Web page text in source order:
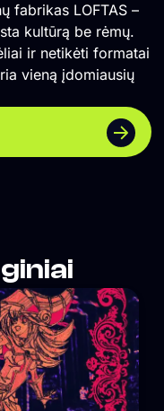
fabrikas LOFTAS –
kultūrą be rėmų.
ir netikėti formatai
vieną įdomiausių